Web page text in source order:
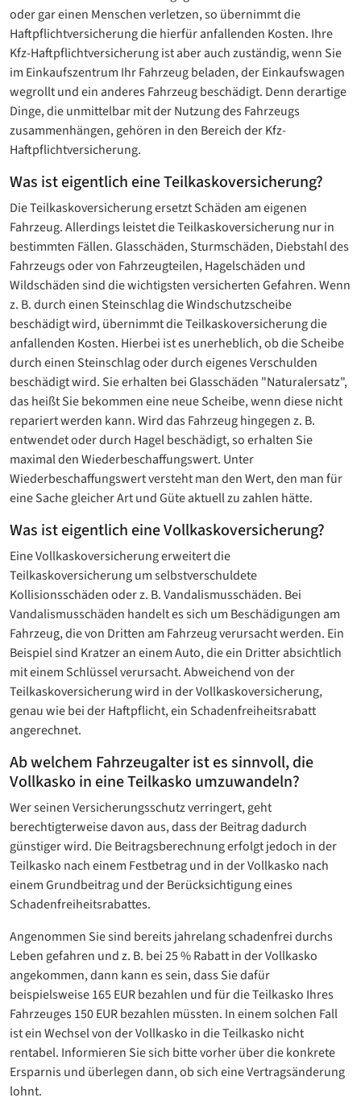
oder gar einen Menschen verletzen, so übernimmt die
Haftpflichtversicherung die hierfür anfallenden Kosten. Ihre
Kfz-Haftpflichtversicherung ist aber auch zuständig, wenn Sie
im Einkaufszentrum Ihr Fahrzeug beladen, der Einkaufswagen
wegrollt und ein anderes Fahrzeug beschädigt. Denn derartige
Dinge, die unmittelbar mit der Nutzung des Fahrzeugs
zusammenhängen, gehören in den Bereich der Kfz-
Haftpflichtversicherung.
Was ist eigentlich eine Teilkaskoversicherung?
Die Teilkaskoversicherung ersetzt Schäden am eigenen
Fahrzeug. Allerdings leistet die Teilkaskoversicherung nur in
bestimmten Fällen. Glasschäden, Sturmschäden, Diebstahl des
Fahrzeugs oder von Fahrzeugteilen, Hagelschäden und
Wildschäden sind die wichtigsten versicherten Gefahren. Wenn
z. B. durch einen Steinschlag die Windschutzscheibe
beschädigt wird, übernimmt die Teilkaskoversicherung die
anfallenden Kosten. Hierbei ist es unerheblich, ob die Scheibe
durch einen Steinschlag oder durch eigenes Verschulden
beschädigt wird. Sie erhalten bei Glasschäden "Naturalersatz",
das heißt Sie bekommen eine neue Scheibe, wenn diese nicht
repariert werden kann. Wird das Fahrzeug hingegen z. B.
entwendet oder durch Hagel beschädigt, so erhalten Sie
maximal den Wiederbeschaffungswert. Unter
Wiederbeschaffungswert versteht man den Wert, den man für
eine Sache gleicher Art und Güte aktuell zu zahlen hätte.
Was ist eigentlich eine Vollkaskoversicherung?
Eine Vollkaskoversicherung erweitert die
Teilkaskoversicherung um selbstverschuldete
Kollisionsschäden oder z. B. Vandalismusschäden. Bei
Vandalismusschäden handelt es sich um Beschädigungen am
Fahrzeug, die von Dritten am Fahrzeug verursacht werden. Ein
Beispiel sind Kratzer an einem Auto, die ein Dritter absichtlich
mit einem Schlüssel verursacht. Abweichend von der
Teilkaskoversicherung wird in der Vollkaskoversicherung,
genau wie bei der Haftpflicht, ein Schadenfreiheitsrabatt
angerechnet.
Ab welchem Fahrzeugalter ist es sinnvoll, die
Vollkasko in eine Teilkasko umzuwandeln?
Wer seinen Versicherungsschutz verringert, geht
berechtigterweise davon aus, dass der Beitrag dadurch
günstiger wird. Die Beitragsberechnung erfolgt jedoch in der
Teilkasko nach einem Festbetrag und in der Vollkasko nach
einem Grundbeitrag und der Berücksichtigung eines
Schadenfreiheitsrabattes.
Angenommen Sie sind bereits jahrelang schadenfrei durchs
Leben gefahren und z. B. bei 25 % Rabatt in der Vollkasko
angekommen, dann kann es sein, dass Sie dafür
beispielsweise 165 EUR bezahlen und für die Teilkasko Ihres
Fahrzeuges 150 EUR bezahlen müssten. In einem solchen Fall
ist ein Wechsel von der Vollkasko in die Teilkasko nicht
rentabel. Informieren Sie sich bitte vorher über die konkrete
Ersparnis und überlegen dann, ob sich eine Vertragsänderung
lohnt.